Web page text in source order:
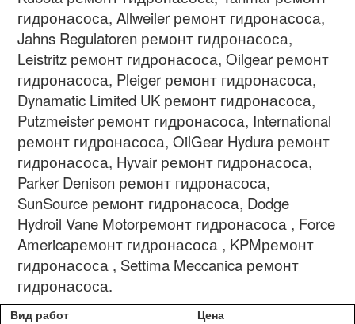
гидронасоса, Allweiler ремонт гидронасоса,
Jahns Regulatoren ремонт гидронасоса,
Leistritz ремонт гидронасоса, Oilgear ремонт
гидронасоса, Pleiger ремонт гидронасоса,
Dynamatic Limited UK ремонт гидронасоса,
Putzmeister ремонт гидронасоса, International
ремонт гидронасоса, OilGear Hydura ремонт
гидронасоса, Hyvair ремонт гидронасоса,
Parker Denison ремонт гидронасоса,
SunSource ремонт гидронасоса, Dodge
Hydroil Vane Motorремонт гидронасоса , Force
Americaремонт гидронасоса , KPMремонт
гидронасоса , Settima Meccanica ремонт
гидронасоса.
Вид работ Цена